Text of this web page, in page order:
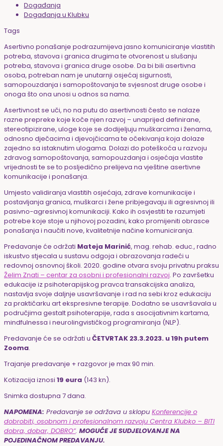
Događanja
Događanja u Klubku
Tags
Asertivno ponašanje podrazumijeva jasno komuniciranje vlastitih
potreba, stavova i granica drugima te otvorenost u slušanju
potreba, stavova i granica druge osobe. Da bi bili asertivna
osoba, potreban nam je unutarnji osjećaj sigurnosti,
samopouzdanja i samopoštovanja te svjesnost druge osobe i
onoga što ona unosi u odnos sa nama.
Asertivnost se uči, no na putu do asertivnosti često se nalaze
razne prepreke koje koče njen razvoj – unaprijed definirane,
stereotipizirane, uloge koje se dodijeljuju muškarcima i ženama,
odnosno dječacima i djevojčicama te očekivanja koja dolaze
zajedno sa istaknutim ulogama. Dolazi do poteškoća u razvoju
zdravog samopoštovanja, samopouzdanja i osjećaja vlastite
vrijednosti te se to posljedično prelijeva na vještine asertivne
komunikacije i ponašanja.
Umjesto validiranja vlastitih osjećaja, zdrave komunikacije i
postavljanja granica, muškarci i žene pribjegavaju ili agresivnoj ili
pasivno-agresivnoj komunikaciji. Kako ih osvjestiti te razumjeti
potrebe koje stoje u njihovoj pozadini, kako promijeniti obrasce
ponašanja i naučiti nove, kvalitetnije načine komuniciranja.
Predavanje će održati Mateja Marinić, mag. rehab. educ., radno
iskustvo stjecala u sustavu odgoja i obrazovanja radeći u
redovnoj osnovnoj školi. 2020. godine otvara svoju privatnu praksu
Želim Znati – centar za osobni i profesionalni razvoj. Po završetku
edukacije iz psihoterapijskog pravca transakcijska analiza,
nastavlja svoje daljnje usavršavanje i rad na sebi kroz edukaciju
za praktičarku art ekspresivne terapije. Dodatno se usavršavala u
područjima gestalt psihoterapije, rada s asocijativnim kartama,
mindfulnessa i neurolingvističkog programiranja (NLP).
Predavanje će se održati u ČETVRTAK 23.3.2023. u 19h putem
Zooma.
Trajanje predavanje + razgovor je max 90 min.
Kotizacija iznosi 19 eura (143 kn).
Snimka dostupna 7 dana.
NAPOMENA: Predavanje se održava u sklopu Konferencije o
dobrobiti, osobnom i profesionalnom razvoju Centra Klubko – BITI
dobra, dobar, DOBRO”. MOGUĆE JE SUDJELOVANJE NA
POJEDINAČNOM PREDAVANJU.